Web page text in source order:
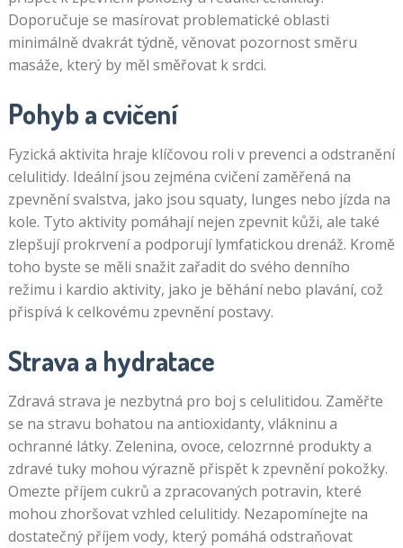
Doporučuje se masírovat problematické oblasti
minimálně dvakrát týdně, věnovat pozornost směru
masáže, který by měl směřovat k srdci.
Pohyb a cvičení
Fyzická aktivita hraje klíčovou roli v prevenci a odstranění
celulitidy. Ideální jsou zejména cvičení zaměřená na
zpevnění svalstva, jako jsou squaty, lunges nebo jízda na
kole. Tyto aktivity pomáhají nejen zpevnit kůži, ale také
zlepšují prokrvení a podporují lymfatickou drenáž. Kromě
toho byste se měli snažit zařadit do svého denního
režimu i kardio aktivity, jako je běhání nebo plavání, což
přispívá k celkovému zpevnění postavy.
Strava a hydratace
Zdravá strava je nezbytná pro boj s celulitidou. Zaměřte
se na stravu bohatou na antioxidanty, vlákninu a
ochranné látky. Zelenina, ovoce, celozrnné produkty a
zdravé tuky mohou výrazně přispět k zpevnění pokožky.
Omezte příjem cukrů a zpracovaných potravin, které
mohou zhoršovat vzhled celulitidy. Nezapomínejte na
dostatečný příjem vody, který pomáhá odstraňovat